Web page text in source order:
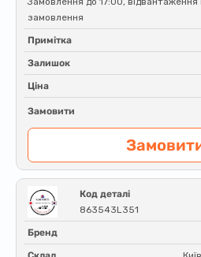
замовлення
Примітка
Залишок
Ціна
Замовити
Код деталі
863543L351
Бренд